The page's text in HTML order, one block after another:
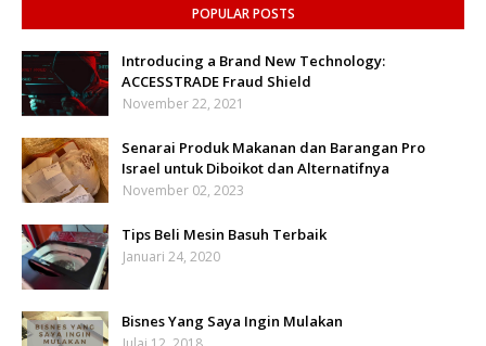
POPULAR POSTS
Introducing a Brand New Technology:
ACCESSTRADE Fraud Shield
November 22, 2021
Senarai Produk Makanan dan Barangan Pro
Israel untuk Diboikot dan Alternatifnya
November 02, 2023
Tips Beli Mesin Basuh Terbaik
Januari 24, 2020
Bisnes Yang Saya Ingin Mulakan